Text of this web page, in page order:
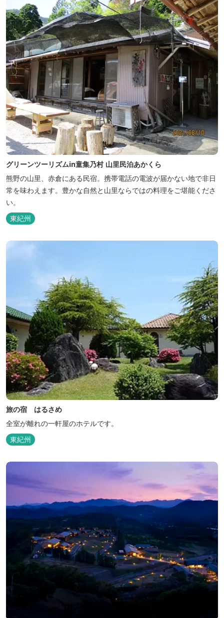
グリーンツーリズムin童集乃村 山里民泊あかくら
熊野の山里、赤倉にある民宿。携帯電話の電波が届かない地で非日
常を味わえます。豊かな自然と山里ならではの料理をご堪能くださ
い。
東紀州
旅の宿 はるさめ
全室が離れの一軒屋のホテルです。
東紀州